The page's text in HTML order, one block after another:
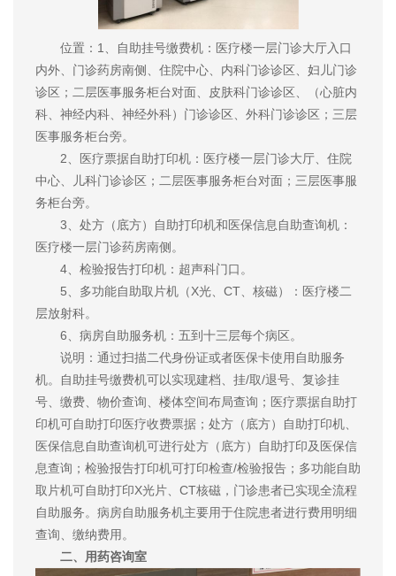
位置：1、自助挂号缴费机：医疗楼一层门诊大厅入口
内外、门诊药房南侧、住院中心、内科门诊诊区、妇儿门诊
诊区；二层医事服务柜台对面、皮肤科门诊诊区、（心脏内
科、神经内科、神经外科）门诊诊区、外科门诊诊区；三层
医事服务柜台旁。
2、医疗票据自助打印机：医疗楼一层门诊大厅、住院
中心、儿科门诊诊区；二层医事服务柜台对面；三层医事服
务柜台旁。
3、处方（底方）自助打印机和医保信息自助查询机：
医疗楼一层门诊药房南侧。
4、检验报告打印机：超声科门口。
5、多功能自助取片机（X光、CT、核磁）：医疗楼二
层放射科。
6、病房自助服务机：五到十三层每个病区。
说明：通过扫描二代身份证或者医保卡使用自助服务
机。自助挂号缴费机可以实现建档、挂/取/退号、复诊挂
号、缴费、物价查询、楼体空间布局查询；医疗票据自助打
印机可自助打印医疗收费票据；处方（底方）自助打印机、
医保信息自助查询机可进行处方（底方）自助打印及医保信
息查询；检验报告打印机可打印检查/检验报告；多功能自助
取片机可自助打印X光片、CT核磁，门诊患者已实现全流程
自助服务。病房自助服务机主要用于住院患者进行费用明细
查询、缴纳费用。
二、用药咨询室